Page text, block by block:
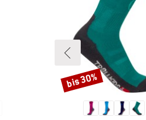
Rabatt
bis 30%